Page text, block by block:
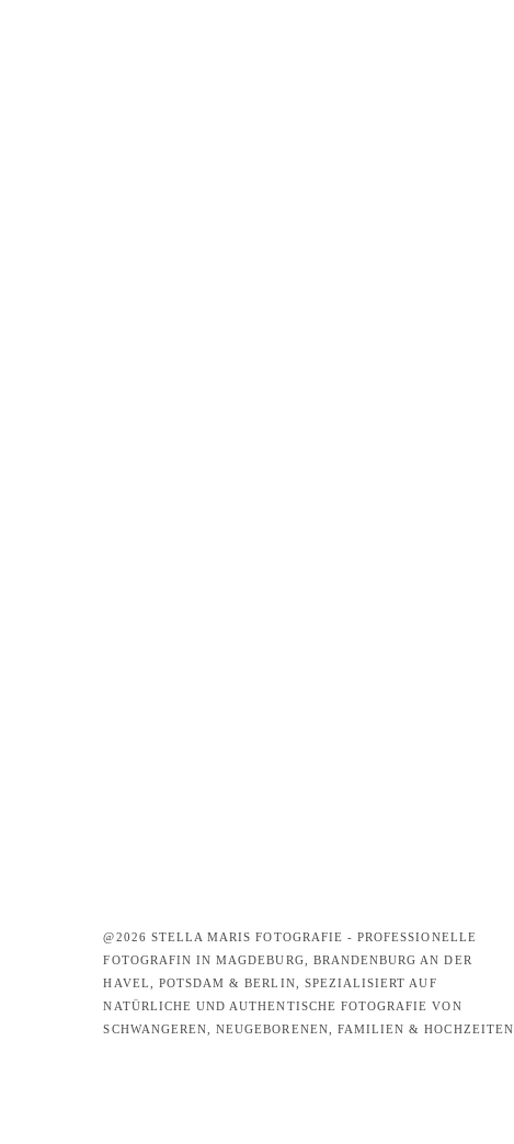
@2026 STELLA MARIS FOTOGRAFIE - PROFESSIONELLE
FOTOGRAFIN IN MAGDEBURG, BRANDENBURG AN DER
HAVEL, POTSDAM & BERLIN, SPEZIALISIERT AUF
NATÜRLICHE UND AUTHENTISCHE FOTOGRAFIE VON
SCHWANGEREN, NEUGEBORENEN, FAMILIEN & HOCHZEITEN.